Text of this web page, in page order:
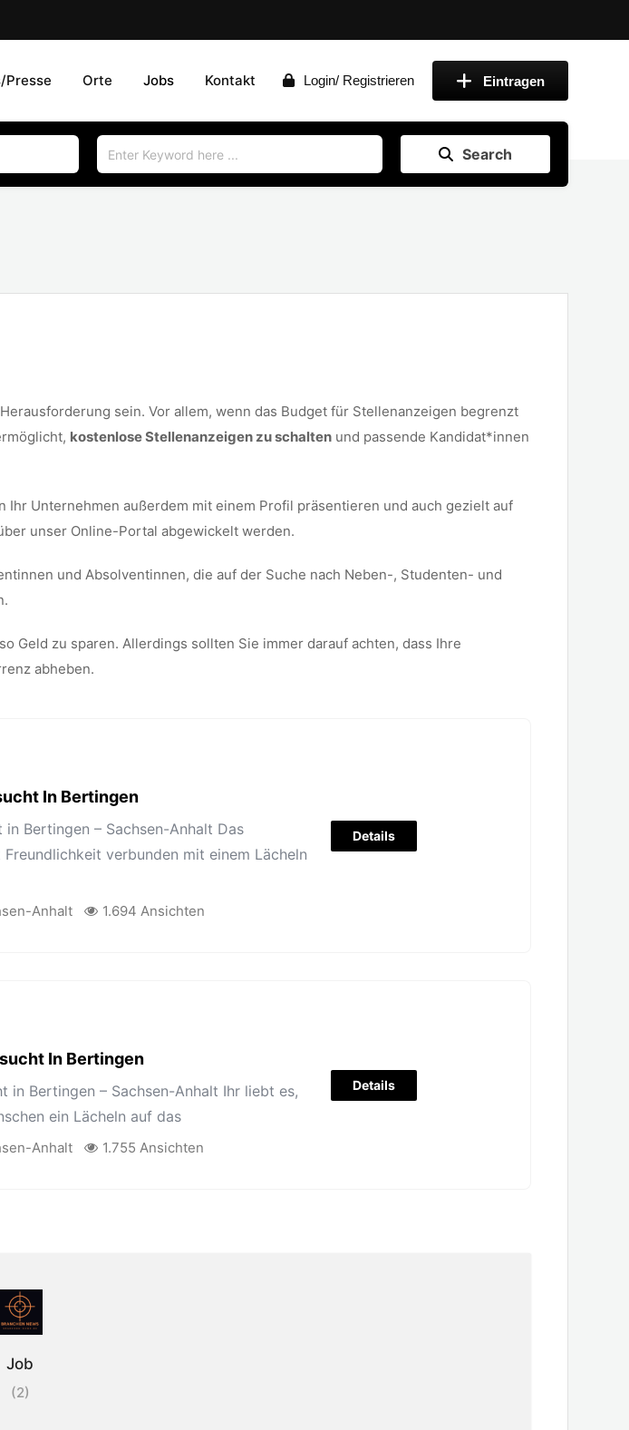
Eintragen
Login/ Registrieren
Presse Orte Jobs Kontakt
Search
sein. Vor allem, wenn das Budget für Stellenanzeigen begrenzt
kostenlose Stellenanzeigen zu schalten und passende Kandidat*innen
Unternehmen außerdem mit einem Profil präsentieren und auch gezielt auf
unser Online-Portal abgewickelt werden.
und Absolventinnen, die auf der Suche nach Neben-, Studenten- und
Geld zu sparen. Allerdings sollten Sie immer darauf achten, dass Ihre
abheben.
In Bertingen
Bertingen – Sachsen-Anhalt Das
verbunden mit einem Lächeln
Anhalt 1.694 Ansichten
Details
In Bertingen
in Bertingen – Sachsen-Anhalt Ihr liebt es,
ein Lächeln auf das
Anhalt 1.755 Ansichten
Details
Job
(2)